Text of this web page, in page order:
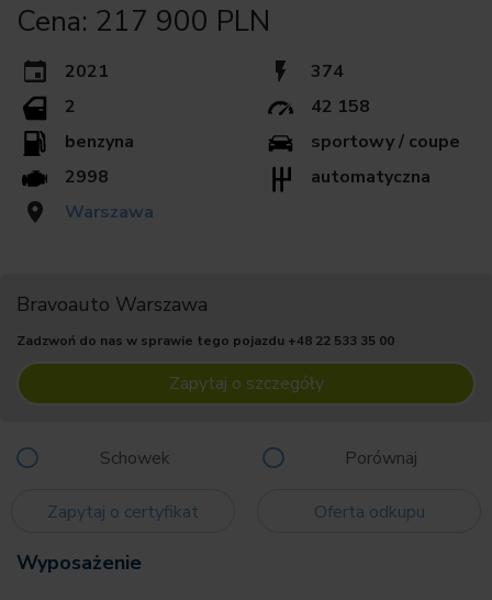
Cena: 217 900 PLN
2021
374
2
42 158
benzyna
sportowy / coupe
2998
automatyczna
Warszawa
Bravoauto Warszawa
Zadzwoń do nas w sprawie tego pojazdu +48 22 533 35 00
Zapytaj o szczegóły
Schowek Porównaj
Zapytaj o certyfikat Oferta odkupu
Wyposażenie